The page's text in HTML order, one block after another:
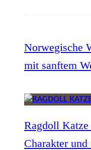
Norwegische
mit sanftem
Ragdoll Katze
Charakter